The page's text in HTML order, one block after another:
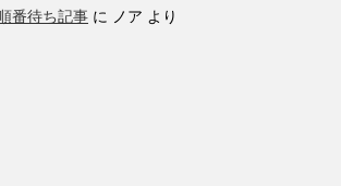
番待ち記事 に ノア より